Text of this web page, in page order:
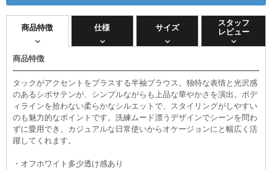
商品特徴 仕様 サイズ
スタッフ
レビュー
商品特徴
タックがアクセントをプラスする半袖ブラウス。独特な表情と光沢感
のあるシボサテンが、シンプルながらも上品な華やかさを演出。ボデ
ィラインを拾わない柔らかなシルエットで、スタイリングがしやすい
のも魅力的なポイントです。洗練ムード漂うデザインでシーンを問わ
ずに愛用でき、カジュアルな日常使いからオケージョンにと幅広く活
躍してくれます。
・オフホワイト多少透け感あり